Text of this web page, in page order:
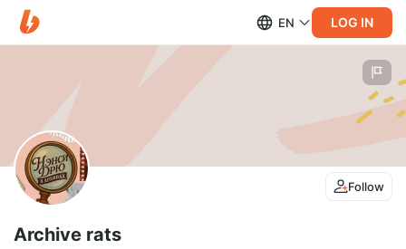
EN LOG IN
Follow
Archive rats